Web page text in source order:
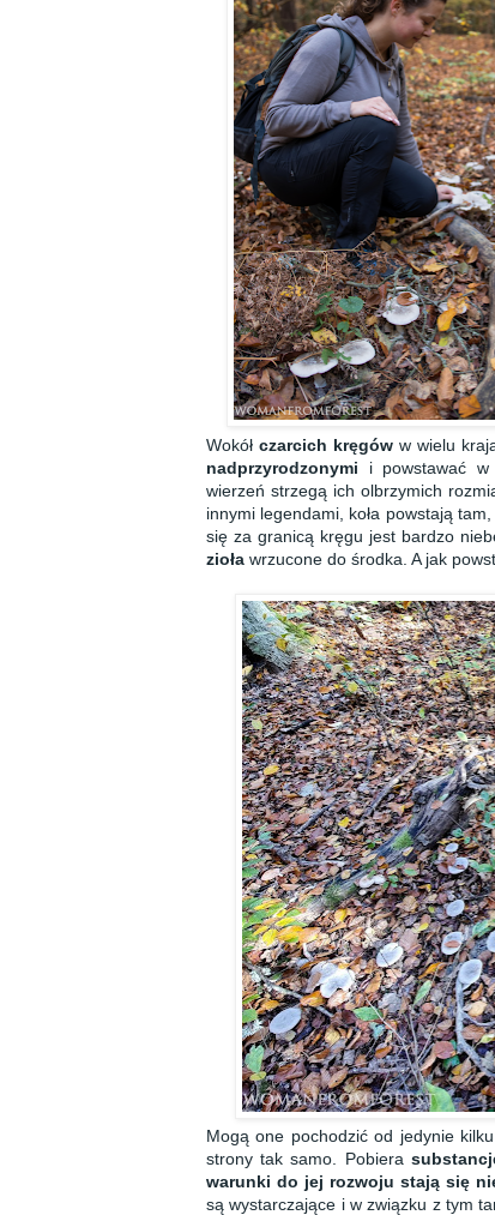
Wokół czarcich kręgów w wielu
nadprzyrodzonymi i powstawać
wierzeń strzegą ich olbrzymich
innymi legendami, koła powstają
się za granicą kręgu jest bardzo
zioła wrzucone do środka. A jak
Mogą one pochodzić od jedynie kilku
strony tak samo. Pobiera
warunki do jej rozwoju stają się
są wystarczające i w związku z tym